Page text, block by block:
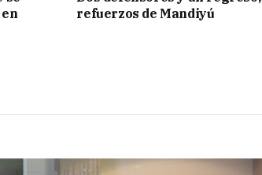
refuerzos de Mandiyú